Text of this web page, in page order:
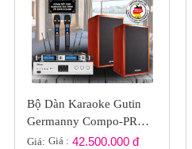
Bộ Dàn Karaoke Gutin
Germanny Compo-PRO
GT2022-061
Giá: Giá : 42.500.000 đ